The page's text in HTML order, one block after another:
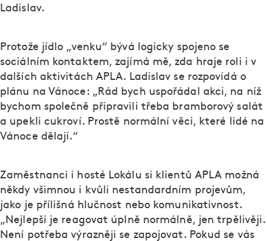
Ladislav.
Protože jídlo „venku“ bývá logicky spojeno se
sociálním kontaktem, zajímá mě, zda hraje roli i v
dalších aktivitách APLA. Ladislav se rozpovídá o
plánu na Vánoce: „Rád bych uspořádal akci, na níž
bychom společně připravili třeba bramborový salát
a upekli cukroví. Prostě normální věci, které lidé na
Vánoce dělají.“
Zaměstnanci i hosté Lokálu si klientů APLA možná
někdy všimnou i kvůli nestandardním projevům,
jako je přílišná hlučnost nebo komunikativnost.
„Nejlepší je reagovat úplně normálně, jen trpělivěji.
Není potřeba výrazněji se zapojovat. Pokud se vás